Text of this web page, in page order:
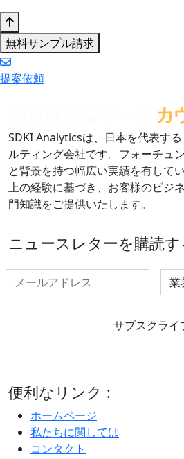
無料サンプル請求
提案依頼
SDKI Analyticsは、日本を代表す
ルティング会社です。フォーチュ
と背景を持つ幅広い実績を有して
上の経験に基づき、お客様のビジ
門知識をご提供いたします。
ニュースレターを購読す
サブスクライ
便利なリンク :
ホームページ
私たちに関しては
コンタクト